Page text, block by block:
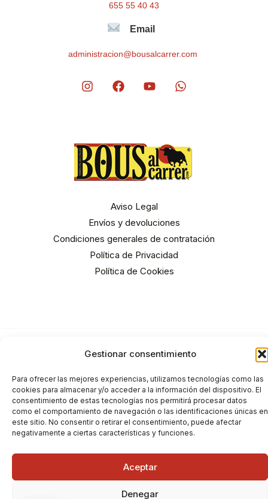
Gestionar consentimiento
Para ofrecer las mejores experiencias, utilizamos tecnologías como las
cookies para almacenar y/o acceder a la información del dispositivo. El
consentimiento de estas tecnologías nos permitirá procesar datos
como el comportamiento de navegación o las identificaciones únicas en
este sitio. No consentir o retirar el consentimiento, puede afectar
negativamente a ciertas características y funciones.
Aceptar
Denegar
655 55 40 43
Email
administracion@bousalcarrer.com
Aviso Legal
Envíos y devoluciones
Condiciones generales de contratación
Política de Privacidad
Política de Cookies
Copyright © 2026 Bous al Carrer